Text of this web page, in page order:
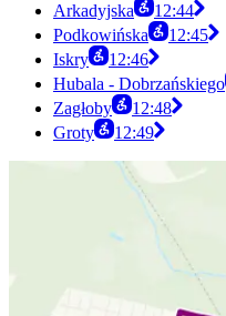
Arkadyjska
12:44
Podkowińska
12:45
Iskry
12:46
Hubala - Dobrzańskiego
Zagłoby
12:48
Groty
12:49